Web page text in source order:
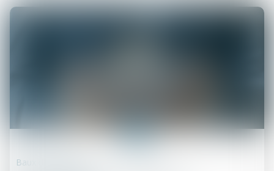
Baux d'habitation